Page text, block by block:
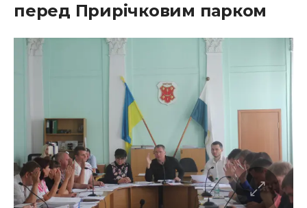
перед Прирічковим парком